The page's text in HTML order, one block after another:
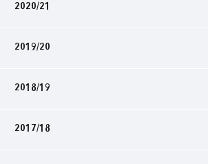
2020/21
2019/20
2018/19
2017/18